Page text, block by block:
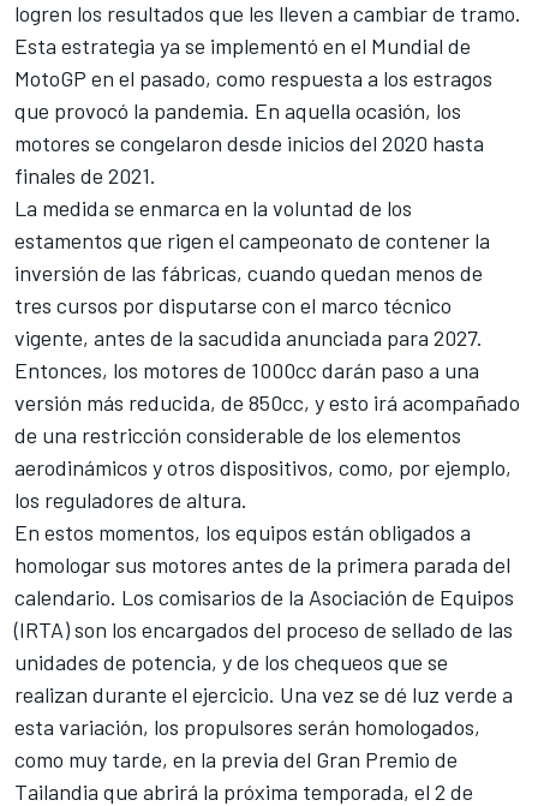
logren los resultados que les lleven a cambiar de tramo.
Esta estrategia ya se implementó en el Mundial de
MotoGP en el pasado, como respuesta a los estragos
que provocó la pandemia. En aquella ocasión, los
motores se congelaron desde inicios del 2020 hasta
finales de 2021.
La medida se enmarca en la voluntad de los
estamentos que rigen el campeonato de contener la
inversión de las fábricas, cuando quedan menos de
tres cursos por disputarse con el marco técnico
vigente, antes de la sacudida anunciada para 2027.
Entonces, los motores de 1000cc darán paso a una
versión más reducida, de 850cc, y esto irá acompañado
de una restricción considerable de los elementos
aerodinámicos y otros dispositivos, como, por ejemplo,
los reguladores de altura.
En estos momentos, los equipos están obligados a
homologar sus motores antes de la primera parada del
calendario. Los comisarios de la Asociación de Equipos
(IRTA) son los encargados del proceso de sellado de las
unidades de potencia, y de los chequeos que se
realizan durante el ejercicio. Una vez se dé luz verde a
esta variación, los propulsores serán homologados,
como muy tarde, en la previa del Gran Premio de
Tailandia que abrirá la próxima temporada, el 2 de